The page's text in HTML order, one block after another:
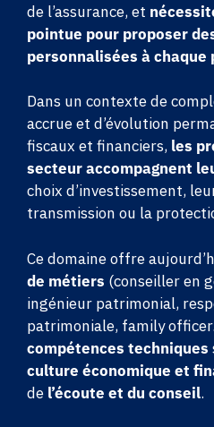
de l’assurance, et
pointue pour proposer
personnalisées à chaque
Dans un contexte de
accrue et d’évolution
fiscaux et financiers, les
secteur accompagnent
choix d’investissement,
transmission ou la
Ce domaine offre
de métiers (conseiller en
ingénieur patrimonial,
patrimoniale, family
compétences techniques
culture économique et
de l’écoute et du conseil.